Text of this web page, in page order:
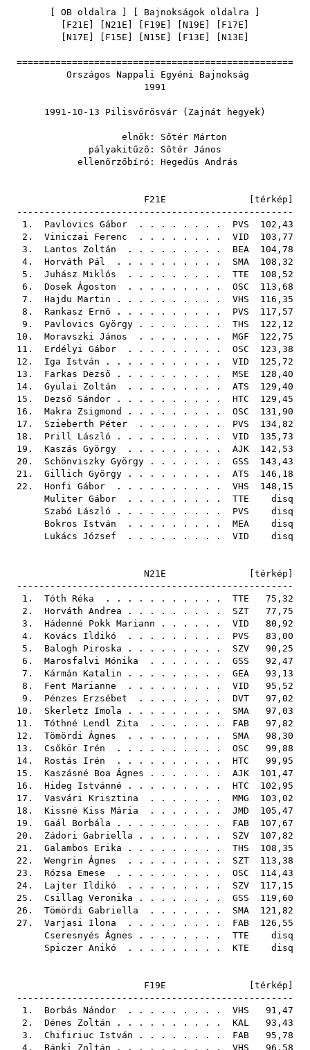
OB oldalra Bajnokságok oldalra
F21E N21E F19E N19E F17E
N17E F15E N15E F13E N13E
==================================================
Országos Nappali Egyéni Bajnokság
1991
1991-10-13 Pilisvörösvár (Zajnát hegyek)
elnök: Sőtér Márton
pályakitűző: Sőtér János
ellenőrzőbíró: Hegedüs András
F21E [ térkép
--------------------------------------------------
1. Pavlovics Gábor . . . . . . . . PVS 102,43
2. Viniczai Ferenc . . . . . . . . VID 103,77
3. Lantos Zoltán . . . . . . . . . BEA 104,78
4. Horváth Pál . . . . . . . . . . SMA 108,32
5. Juhász Miklós . . . . . . . . . TTE 108,52
6. Dosek Ágoston . . . . . . . . . OSC 113,68
7. Hajdu Martin . . . . . . . . . . VHS 116,35
8. Rankasz Ernő . . . . . . . . . . PVS 117,57
9. Pavlovics György . . . . . . . . THS 122,12
10. Moravszki János . . . . . . . . MGF 122,75
11. Erdélyi Gábor . . . . . . . . . OSC 123,38
12. Iga István . . . . . . . . . . . VID 125,72
13. Farkas Dezső . . . . . . . . . . MSE 128,40
14. Gyulai Zoltán . . . . . . . . . ATS 129,40
15. Dezső Sándor . . . . . . . . . . HTC 129,45
16. Makra Zsigmond . . . . . . . . . OSC 131,90
17. Szieberth Péter . . . . . . . . PVS 134,82
18. Prill László . . . . . . . . . . VID 135,73
19. Kaszás György . . . . . . . . . AJK 142,53
20. Schönviszky György . . . . . . . GSS 143,43
21. Gillich György . . . . . . . . . ATS 146,18
22. Honfi Gábor . . . . . . . . . . VHS 148,15
Muliter Gábor . . . . . . . . . TTE disq
Szabó László . . . . . . . . . . PVS disq
Bokros István . . . . . . . . . MEA disq
Lukács József . . . . . . . . . VID disq
N21E [ térkép
--------------------------------------------------
1. Tóth Réka . . . . . . . . . . . TTE 75,32
2. Horváth Andrea . . . . . . . . . SZT 77,75
3. Hádenné Pokk Mariann . . . . . . VID 80,92
4. Kovács Ildikó . . . . . . . . . PVS 83,00
5. Balogh Piroska . . . . . . . . . SZV 90,25
6. Marosfalvi Mónika . . . . . . . GSS 92,47
7. Kármán Katalin . . . . . . . . . GEA 93,13
8. Fent Marianne . . . . . . . . . VID 95,52
9. Pénzes Erzsébet . . . . . . . . DVT 97,02
10. Skerletz Imola . . . . . . . . . SMA 97,03
11. Tóthné Lendl Zita . . . . . . . FAB 97,82
12. Tömördi Ágnes . . . . . . . . . SMA 98,30
13. Csőkör Irén . . . . . . . . . . OSC 99,88
14. Rostás Irén . . . . . . . . . . HTC 99,95
15. Kaszásné Boa Ágnes . . . . . . . AJK 101,47
16. Hideg Istvánné . . . . . . . . . HTC 102,95
17. Vasvári Krisztina . . . . . . . MMG 103,02
18. Kissné Kiss Mária . . . . . . . JMD 105,47
19. Gaál Borbála . . . . . . . . . . FAB 107,67
20. Zádori Gabriella . . . . . . . . SZV 107,82
21. Galambos Erika . . . . . . . . . THS 108,35
22. Wengrin Ágnes . . . . . . . . . SZT 113,38
23. Rózsa Emese . . . . . . . . . . OSC 114,43
24. Lajter Ildikó . . . . . . . . . SZV 117,15
25. Csillag Veronika . . . . . . . . GSS 119,60
26. Tömördi Gabriella . . . . . . . SMA 121,82
27. Varjasi Ilona . . . . . . . . . FAB 126,55
Cseresnyés Ágnes . . . . . . . . TTE disq
Spiczer Anikó . . . . . . . . . KTE disq
F19E [ térkép
--------------------------------------------------
1. Borbás Nándor . . . . . . . . . VHS 91,47
2. Dénes Zoltán . . . . . . . . . . KAL 93,43
3. Chifiriuc István . . . . . . . . FAB 95,78
4. Bánki Zoltán . . . . . . . . . . VHS 96,58